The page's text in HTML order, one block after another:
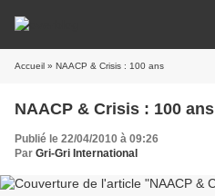
Accueil » NAACP & Crisis : 100 ans
NAACP & Crisis : 100 ans
Publié le 22/04/2010 à 09:26
Par Gri-Gri International